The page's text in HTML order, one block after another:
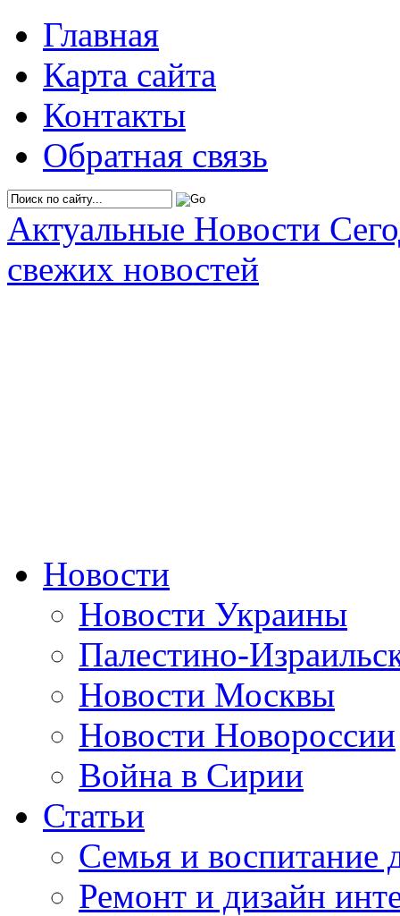
Главная
Карта сайта
Контакты
Обратная связь
Актуальные Новости
свежих новостей
Новости
Новости Украины
Палестино-
Новости Москвы
Новости Новороссии
Война в Сирии
Статьи
Семья и воспитание
Ремонт и дизайн